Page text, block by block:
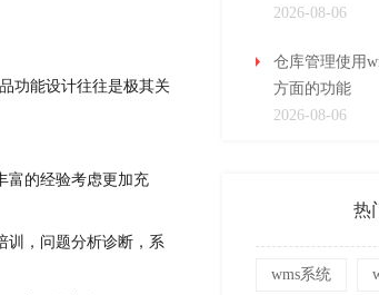
功能设计往往是极其关
富的经验考虑更加充
训，问题分析诊断，系
2026-08-06
仓库管理使用
方面的功能
2026-08-06
热
wms系统